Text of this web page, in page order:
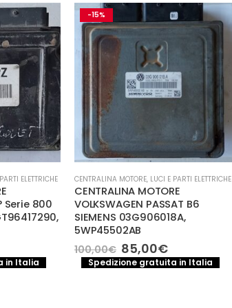
ELETTRICHE
B6
in Italia
-35%
CENTRALINA MOTORE, LUCI E PARTI ELETTRICHE
JEEP CHEROKEE 2.8 CRD BOSCH
0 281 011 279, 0281011279,
P56044299AD
200,00€ Il
prezzo
originale
era:
130,00
attuale
è:
Spedizione gratuita in Italia